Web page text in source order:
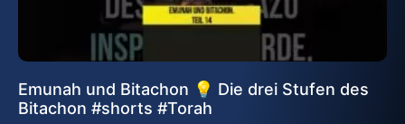
Emunah und Bitachon 💡 Die drei Stufen des
Bitachon #shorts #Тоrah